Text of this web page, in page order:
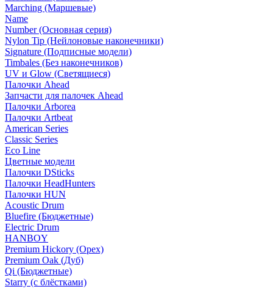
Marching (Маршевые)
Name
Number (Основная серия)
Nylon Tip (Нейлоновые наконечники)
Signature (Подписные модели)
Timbales (Без наконечников)
UV и Glow (Светящиеся)
Палочки Ahead
Запчасти для палочек Ahead
Палочки Arborea
Палочки Artbeat
American Series
Classic Series
Eco Line
Цветные модели
Палочки DSticks
Палочки HeadHunters
Палочки HUN
Acoustic Drum
Bluefire (Бюджетные)
Electric Drum
HANBOY
Premium Hickory (Орех)
Premium Oak (Дуб)
Qi (Бюджетные)
Starry (с блёстками)